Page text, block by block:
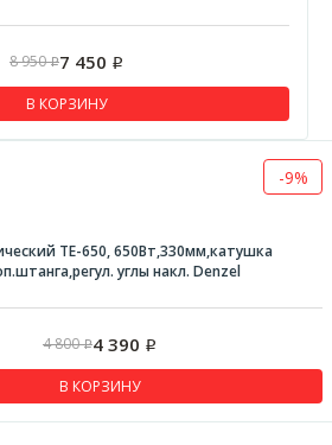
8 950Р7 450 Р
В КОРЗИНУ
-9%
TE-650, 650Вт,330мм,катушка
углы накл. Denzel
4 800Р4 390 Р
В КОРЗИНУ